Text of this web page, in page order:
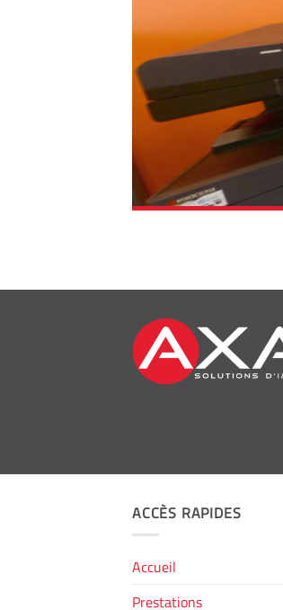
ACCÈS RAPIDES
Accueil
Prestations